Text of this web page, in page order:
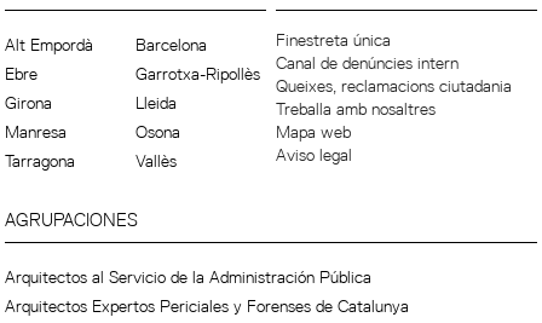
Alt Empordà
Barcelona
Ebre
Garrotxa-Ripollès
Girona
Lleida
Manresa
Osona
Tarragona
Vallès
Finestreta única
Canal de denúncies intern
Queixes, reclamacions ciutadania
Treballa amb nosaltres
Mapa web
Aviso legal
AGRUPACIONES
Arquitectos al Servicio de la Administración Pública
Arquitectos Expertos Periciales y Forenses de Catalunya